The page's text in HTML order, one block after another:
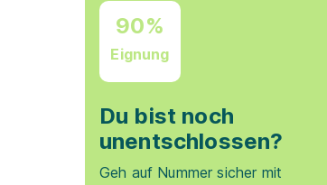
90%
Eignung
Du bist noch
unentschlossen?
Geh auf Nummer sicher mit